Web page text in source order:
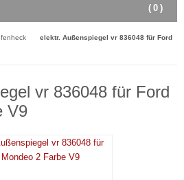
( 0 )
elektr. Außenspiegel vr 836048 für Ford
vr 836048 für Ford
V9